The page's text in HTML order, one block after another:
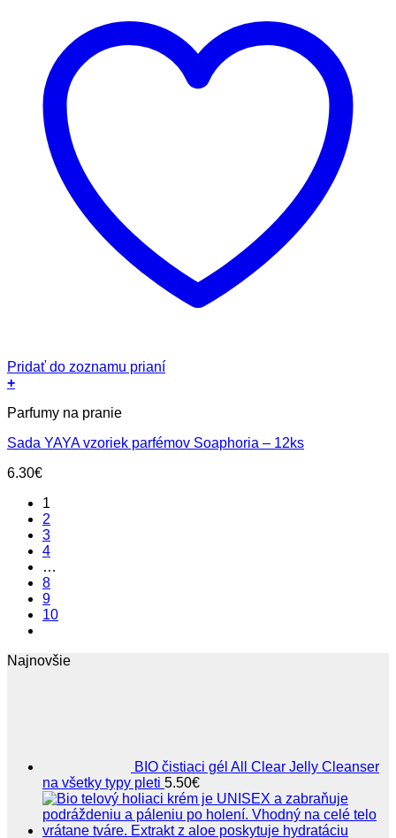
Pridať do zoznamu prianí
+
Parfumy na pranie
Sada YAYA vzoriek parfémov Soaphoria – 12ks
6.30€
1
2
3
4
…
8
9
10
Najnovšie
BIO čistiaci gél All Clear Jelly Cleanser
na všetky typy pleti 5.50€